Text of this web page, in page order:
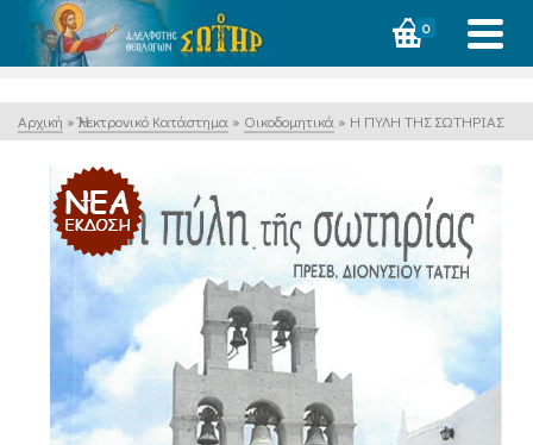
0
Αρχική » Ἠλεκτρονικό Κατάστημα » Οικοδομητικά » Η ΠΥΛΗ ΤΗΣ ΣΩΤΗΡΙΑΣ